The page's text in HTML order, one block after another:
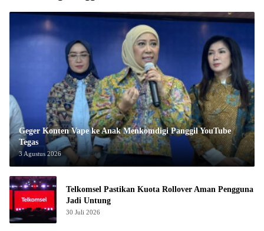
Geger Konten Vape ke Anak Menkomdigi Panggil YouTube
Tegas
3 Agustus 2026
Telkomsel Pastikan Kuota Rollover Aman Pengguna
Jadi Untung
30 Juli 2026